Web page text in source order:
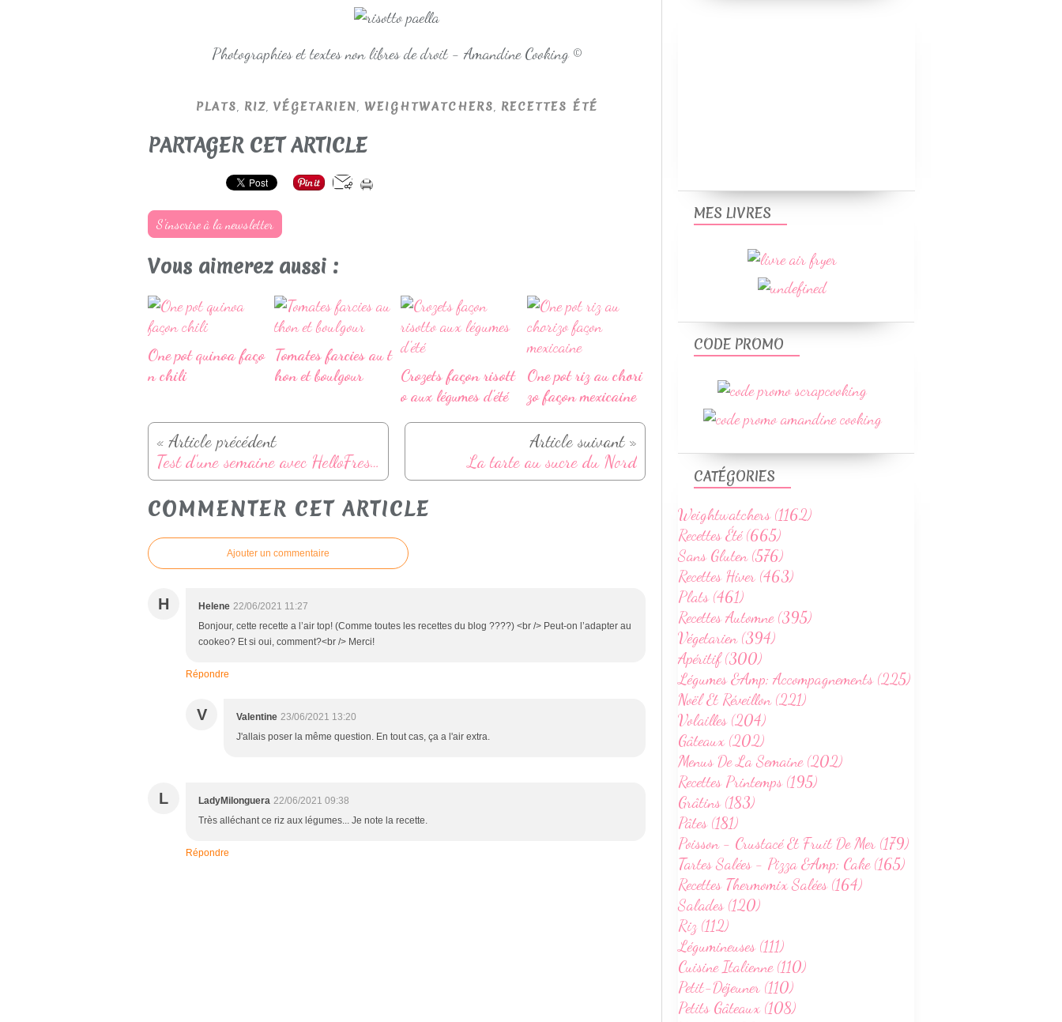
Photographies et textes non libres de droit - Amandine Cooking ©
PLATS, RIZ, VÉGETARIEN, WEIGHTWATCHERS, RECETTES ÉTÉ
PARTAGER CET ARTICLE
S'inscrire à la newsletter
Vous aimerez aussi :
One pot quinoa faço
n chili
Tomates farcies au t
hon et boulgour
Crozets façon risott
o aux légumes d'été
One pot riz au chori
zo façon mexicaine
« Article précédent
Test d'une semaine avec HelloFresh (+ code promo)
Article suivant »
La tarte au sucre du Nord
COMMENTER CET ARTICLE
Ajouter un commentaire
H Helene 22/06/2021 11:27
Bonjour, cette recette a l’air top! (Comme toutes les recettes du blog ????) <br /> Peut-on l’adapter au
cookeo? Et si oui, comment?<br /> Merci!
Répondre
V Valentine 23/06/2021 13:20
J'allais poser la même question. En tout cas, ça a l'air extra.
L LadyMilonguera 22/06/2021 09:38
Très alléchant ce riz aux légumes... Je note la recette.
Répondre
CATÉGORIES
Weightwatchers (1162)
Recettes Été (665)
Sans Gluten (576)
Recettes Hiver (463)
Plats (461)
Recettes Automne (395)
Végetarien (394)
Apéritif (300)
Légumes &Amp; Accompagnements (225)
Noël Et Réveillon (221)
Volailles (204)
Gâteaux (202)
Menus De La Semaine (202)
Recettes Printemps (195)
Grâtins (183)
Pâtes (181)
Poisson - Crustacé Et Fruit De Mer (179)
Tartes Salées - Pizza &Amp; Cake (165)
Recettes Thermomix Salées (164)
Salades (120)
Riz (112)
Légumineuses (111)
Cuisine Italienne (110)
Petit-Déjeuner (110)
Petits Gâteaux (108)
MES LIVRES
CODE PROMO